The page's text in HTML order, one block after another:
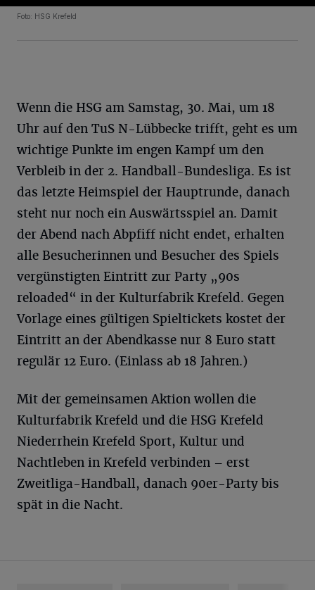
Foto: HSG Krefeld
Wenn die HSG am Samstag, 30. Mai, um 18
Uhr auf den TuS N-Lübbecke trifft, geht es um
wichtige Punkte im engen Kampf um den
Verbleib in der 2. Handball-Bundesliga. Es ist
das letzte Heimspiel der Hauptrunde, danach
steht nur noch ein Auswärtsspiel an. Damit
der Abend nach Abpfiff nicht endet, erhalten
alle Besucherinnen und Besucher des Spiels
vergünstigten Eintritt zur Party „90s
reloaded“ in der Kulturfabrik Krefeld. Gegen
Vorlage eines gültigen Spieltickets kostet der
Eintritt an der Abendkasse nur 8 Euro statt
regulär 12 Euro. (Einlass ab 18 Jahren.)
Mit der gemeinsamen Aktion wollen die
Kulturfabrik Krefeld und die HSG Krefeld
Niederrhein Krefeld Sport, Kultur und
Nachtleben in Krefeld verbinden – erst
Zweitliga-Handball, danach 90er-Party bis
spät in die Nacht.